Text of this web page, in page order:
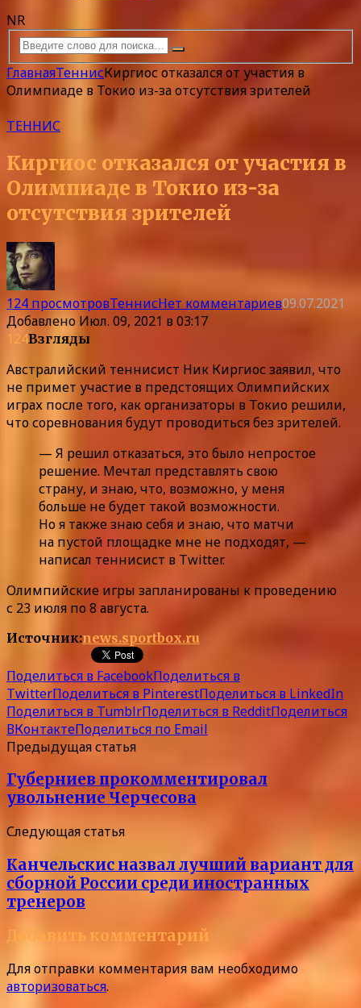
NR
ГлавнаяТеннисКиргиос отказался от участия в
Олимпиаде в Токио из-за отсутствия зрителей
ТЕННИС
Киргиос отказался от участия в
Олимпиаде в Токио из-за
отсутствия зрителей
124 просмотровТеннисНет комментариев09.07.2021
Добавлено Июл. 09, 2021 в 03:17
124Взгляды
Австралийский теннисист Ник Киргиос заявил, что
не примет участие в предстоящих Олимпийских
играх после того, как организаторы в Токио решили,
что соревнования будут проводиться без зрителей.
— Я решил отказаться, это было непростое
решение. Мечтал представлять свою
страну, и знаю, что, возможно, у меня
больше не будет такой возможности.
Но я также знаю себя и знаю, что матчи
на пустой площадке мне не подходят, —
написал теннисист в Twitter.
Олимпийские игры запланированы к проведению
с 23 июля по 8 августа.
Источник:news.sportbox.ru
Поделиться в FacebookПоделиться в
TwitterПоделиться в PinterestПоделиться в LinkedIn
Поделиться в TumblrПоделиться в RedditПоделиться
ВКонтактеПоделиться по Email
Предыдущая статья
Губерниев прокомментировал
увольнение Черчесова
Следующая статья
Канчельскис назвал лучший вариант для
сборной России среди иностранных
тренеров
Добавить комментарий
Для отправки комментария вам необходимо
авторизоваться.